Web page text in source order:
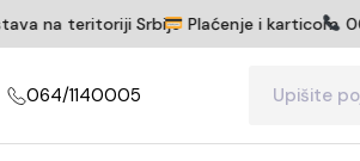
na teritoriji SrbijePlaćenje i karticom
064/1140005